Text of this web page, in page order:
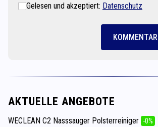
Gelesen und akzeptiert: Datenschutz
AKTUELLE ANGEBOTE
WECLEAN C2 Nasssauger Polsterreiniger -0%